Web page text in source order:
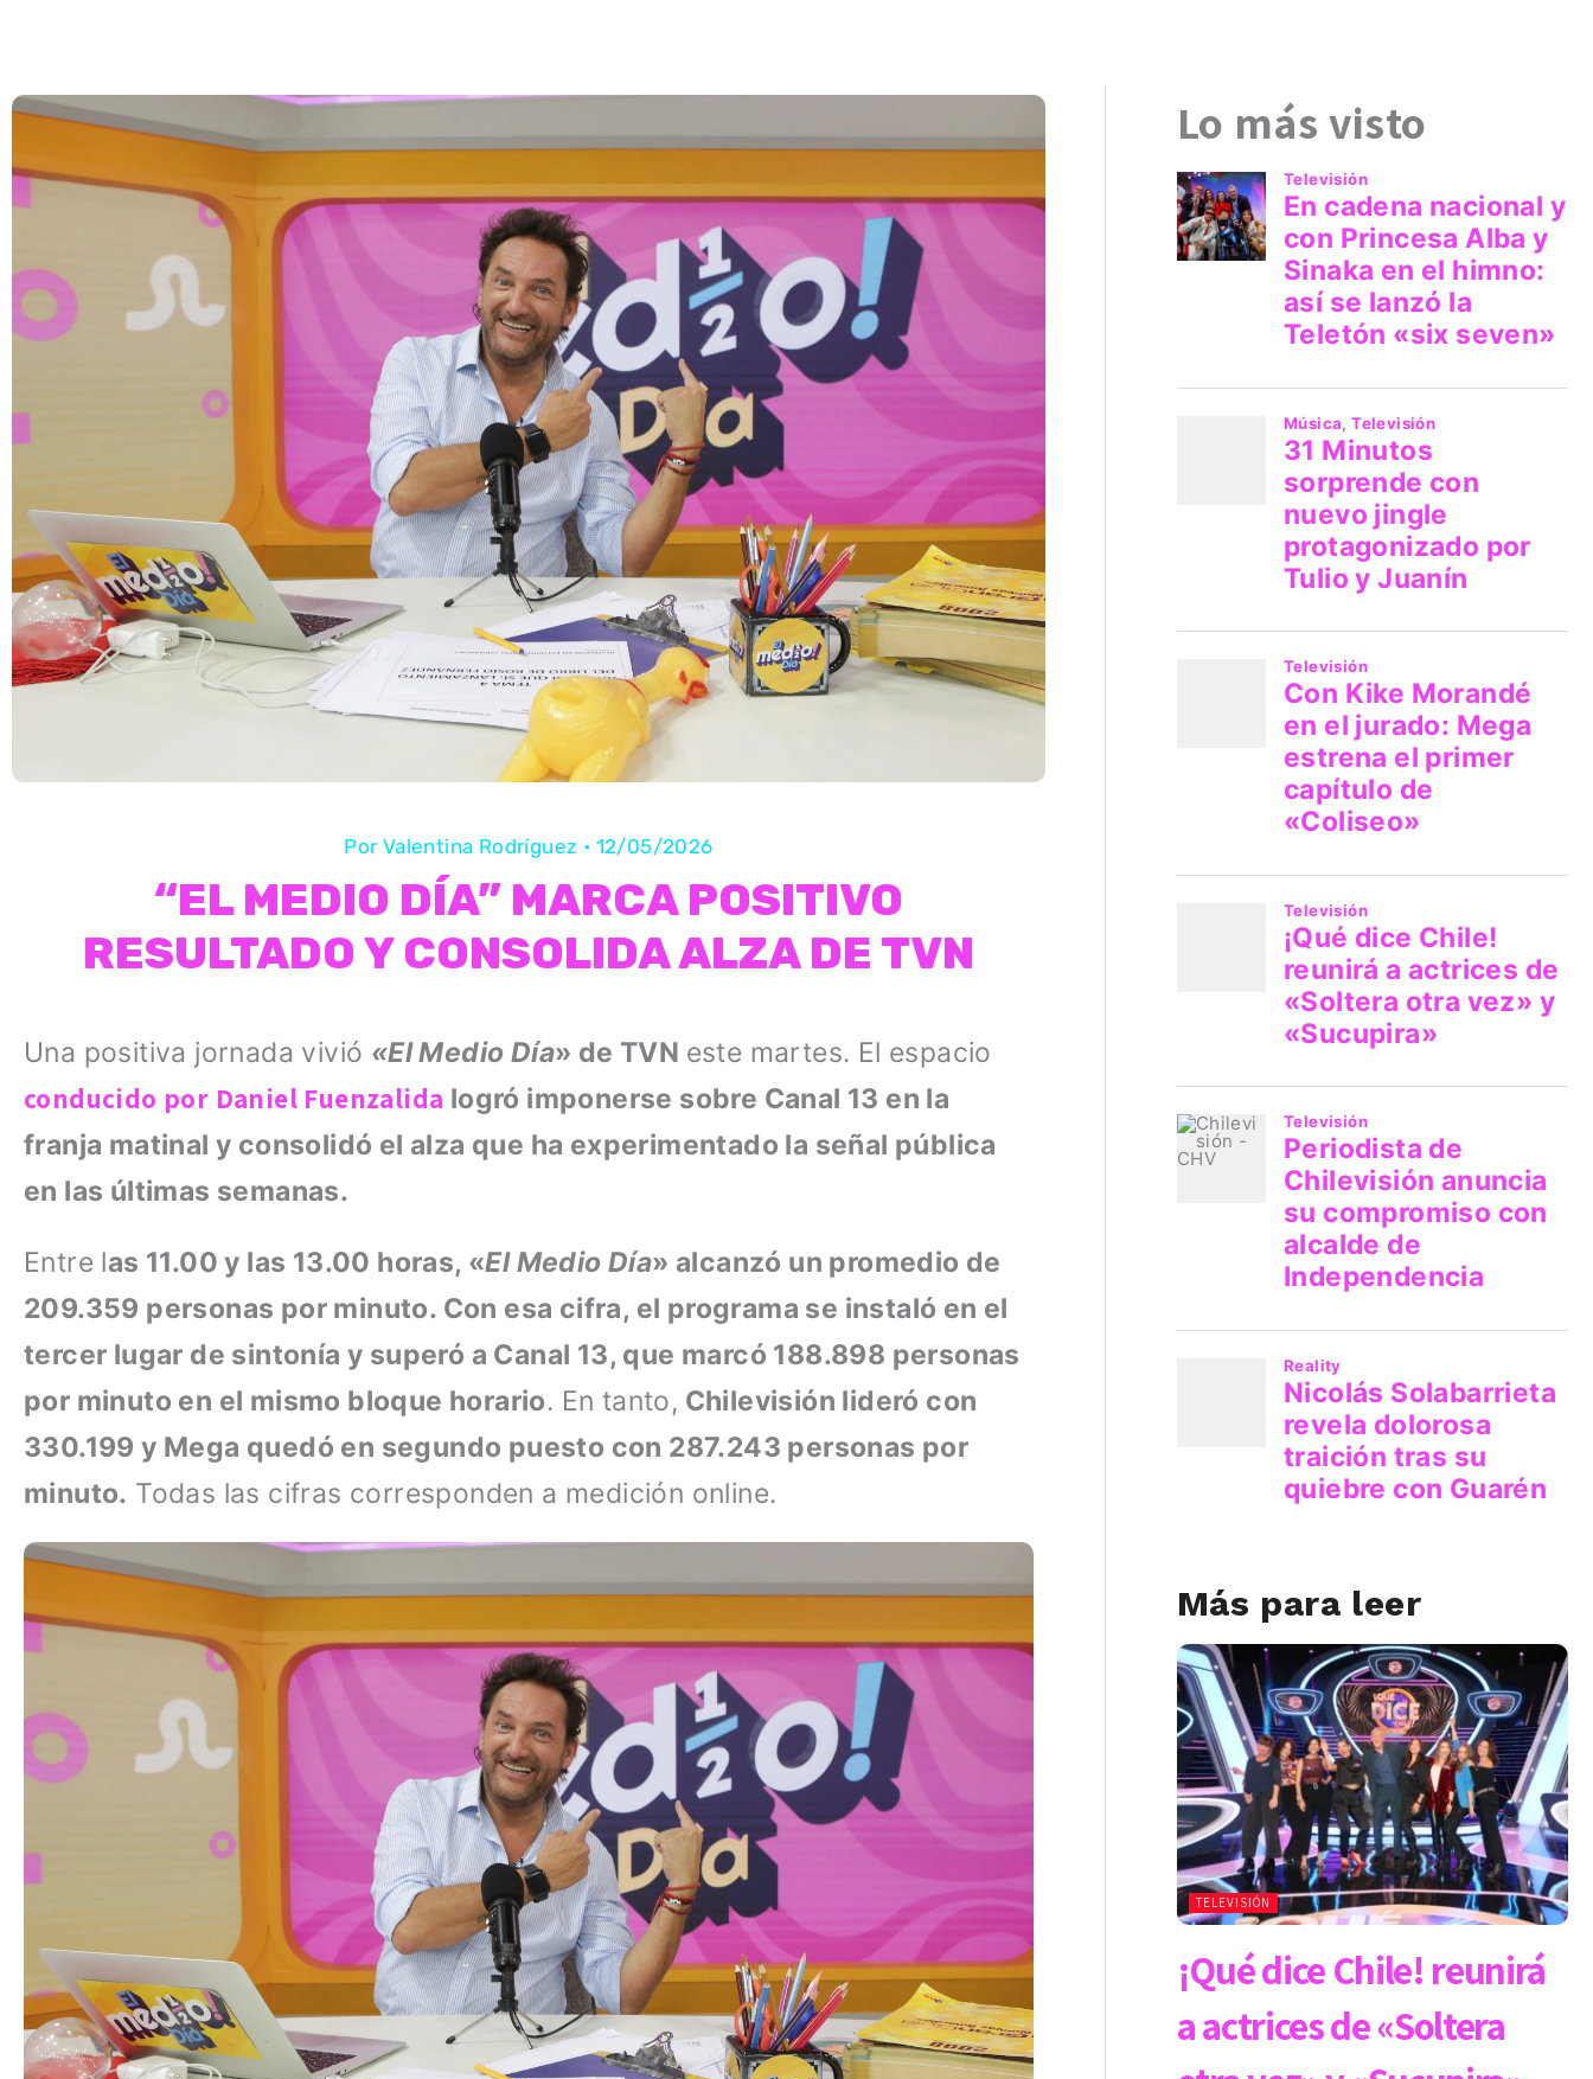
Por Valentina Rodríguez • 12/05/2026
“EL MEDIO DÍA” MARCA POSITIVO
RESULTADO Y CONSOLIDA ALZA DE TVN
Una positiva jornada vivió «El Medio Día» de TVN este martes. El espacio
conducido por Daniel Fuenzalida logró imponerse sobre Canal 13 en la
franja matinal y consolidó el alza que ha experimentado la señal pública
en las últimas semanas.
Entre las 11.00 y las 13.00 horas, «El Medio Día» alcanzó un promedio de
209.359 personas por minuto. Con esa cifra, el programa se instaló en el
tercer lugar de sintonía y superó a Canal 13, que marcó 188.898 personas
por minuto en el mismo bloque horario. En tanto, Chilevisión lideró con
330.199 y Mega quedó en segundo puesto con 287.243 personas por
minuto. Todas las cifras corresponden a medición online.
Lo más visto
Más para leer
TELEVISIÓN
¡Qué dice Chile! reunirá
a actrices de «Soltera